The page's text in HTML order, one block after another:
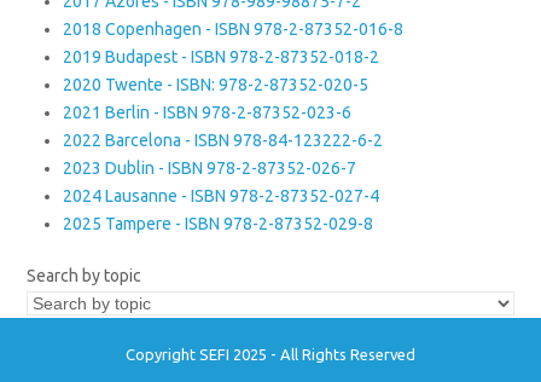
2018 Copenhagen - ISBN 978-2-87352-016-8
2019 Budapest - ISBN 978-2-87352-018-2
2020 Twente - ISBN: 978-2-87352-020-5
2021 Berlin - ISBN 978-2-87352-023-6
2022 Barcelona - ISBN 978-84-123222-6-2
2023 Dublin - ISBN 978-2-87352-026-7
2024 Lausanne - ISBN 978-2-87352-027-4
2025 Tampere - ISBN 978-2-87352-029-8
Search by topic
Copyright SEFI 2025 - All Rights Reserved